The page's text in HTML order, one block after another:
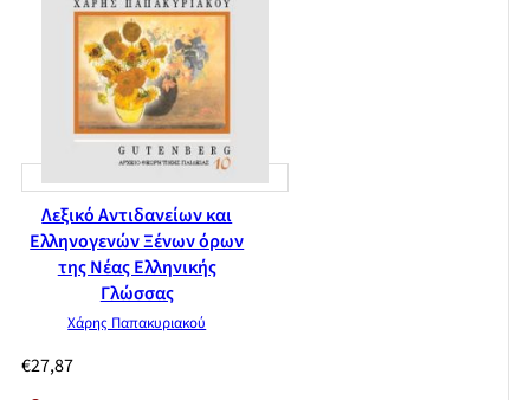
Λεξικό Αντιδανείων και
Ελληνογενών Ξένων όρων
της Νέας Ελληνικής
Γλώσσας
Χάρης Παπακυριακού
€27,87